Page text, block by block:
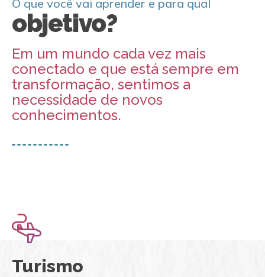
O que você vai aprender e para qual
objetivo?
Em um mundo cada vez mais
conectado e que está sempre em
transformação, sentimos a
necessidade de novos
conhecimentos.
Turismo